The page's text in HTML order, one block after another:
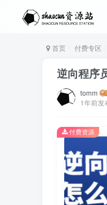
首页 付费专区
逆向程序
tomm
1年前发
付费资源